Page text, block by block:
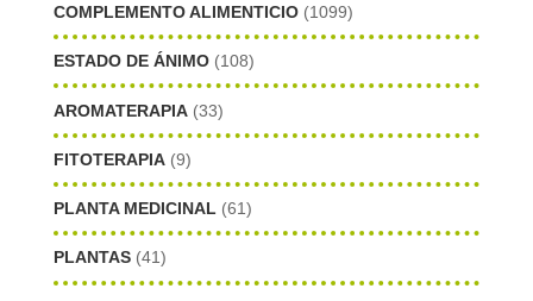
COMPLEMENTO ALIMENTICIO (1099)
ESTADO DE ÁNIMO (108)
AROMATERAPIA (33)
FITOTERAPIA (9)
PLANTA MEDICINAL (61)
PLANTAS (41)